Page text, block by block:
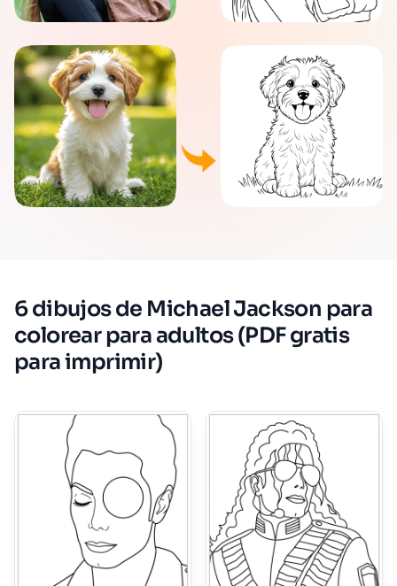
6 dibujos de Michael Jackson para
colorear para adultos (PDF gratis
para imprimir)